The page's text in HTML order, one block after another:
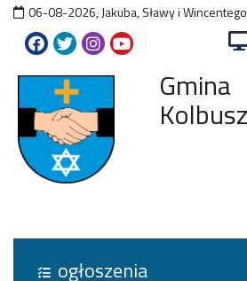
06-08-2026,Jakuba, Sławy i Wincentego
Gmina
ogłoszenia